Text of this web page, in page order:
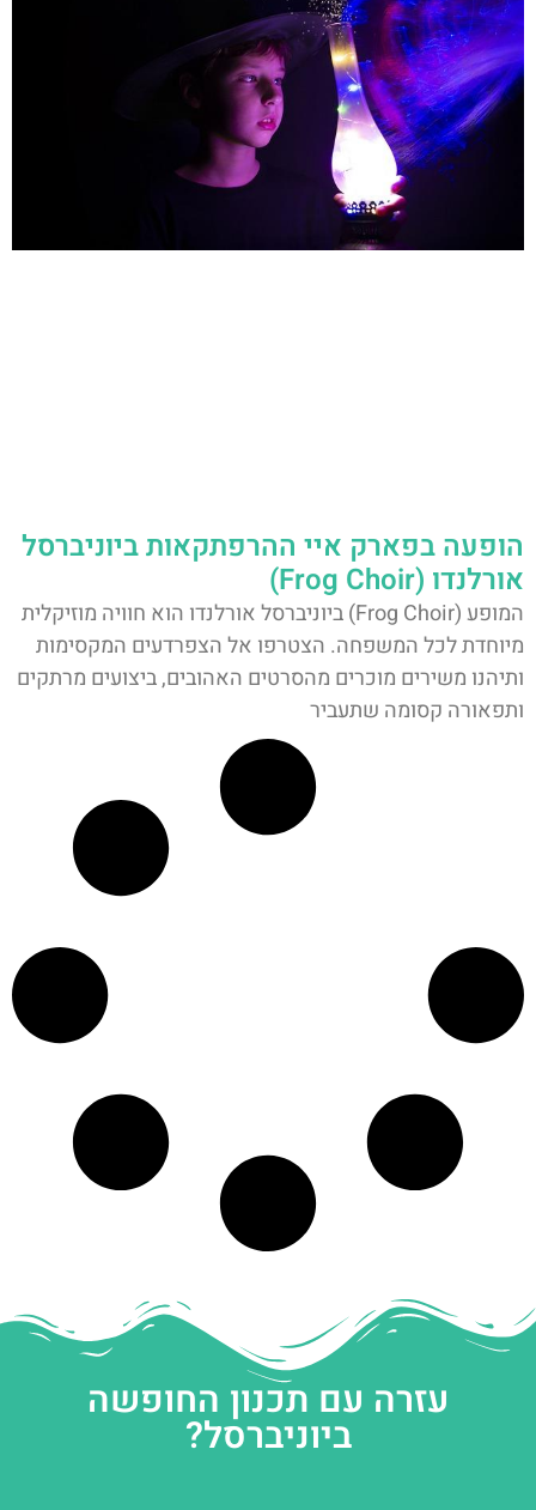
הופעה בפארק איי ההרפתקאות ביוניברסל
אורלנדו (Frog Choir)
המופע (Frog Choir) ביוניברסל אורלנדו הוא חוויה מוזיקלית
מיוחדת לכל המשפחה. הצטרפו אל הצפרדעים המקסימות
ותיהנו משירים מוכרים מהסרטים האהובים, ביצועים מרתקים
ותפאורה קסומה שתעביר
עזרה עם תכנון החופשה
ביוניברסל?